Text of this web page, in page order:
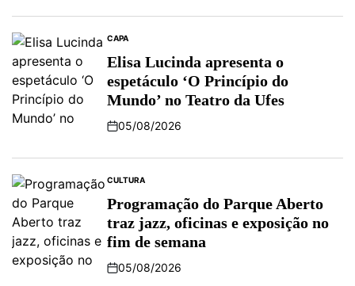
CAPA
Elisa Lucinda apresenta o
espetáculo ‘O Princípio do
Mundo’ no Teatro da Ufes
05/08/2026
CULTURA
Programação do Parque Aberto
traz jazz, oficinas e exposição no
fim de semana
05/08/2026